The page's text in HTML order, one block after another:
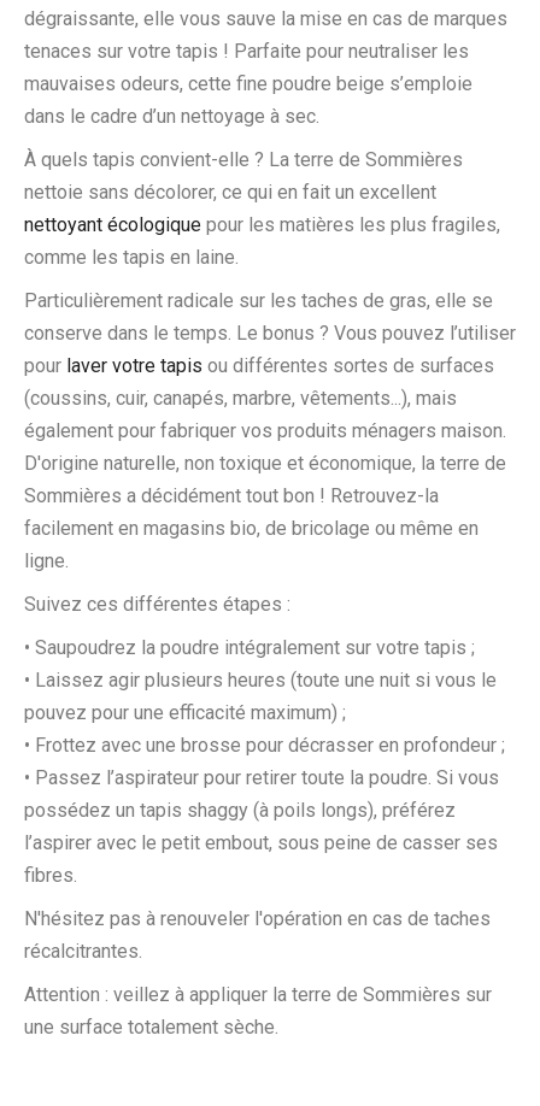
dégraissante, elle vous sauve la mise en cas de marques
tenaces sur votre tapis ! Parfaite pour neutraliser les
mauvaises odeurs, cette fine poudre beige s’emploie
dans le cadre d’un nettoyage à sec.
À quels tapis convient-elle ? La terre de Sommières
nettoie sans décolorer, ce qui en fait un excellent
nettoyant écologique pour les matières les plus fragiles,
comme les tapis en laine.
Particulièrement radicale sur les taches de gras, elle se
conserve dans le temps. Le bonus ? Vous pouvez l’utiliser
pour laver votre tapis ou différentes sortes de surfaces
(coussins, cuir, canapés, marbre, vêtements...), mais
également pour fabriquer vos produits ménagers maison.
D'origine naturelle, non toxique et économique, la terre de
Sommières a décidément tout bon ! Retrouvez-la
facilement en magasins bio, de bricolage ou même en
ligne.
Suivez ces différentes étapes :
• Saupoudrez la poudre intégralement sur votre tapis ;
• Laissez agir plusieurs heures (toute une nuit si vous le
pouvez pour une efficacité maximum) ;
• Frottez avec une brosse pour décrasser en profondeur ;
• Passez l’aspirateur pour retirer toute la poudre. Si vous
possédez un tapis shaggy (à poils longs), préférez
l’aspirer avec le petit embout, sous peine de casser ses
fibres.
N'hésitez pas à renouveler l'opération en cas de taches
récalcitrantes.
Attention : veillez à appliquer la terre de Sommières sur
une surface totalement sèche.